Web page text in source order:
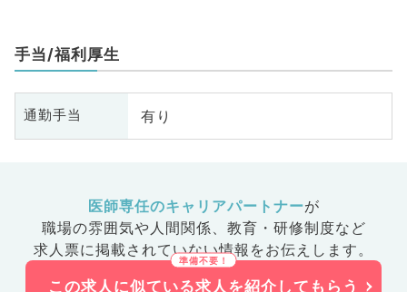
手当/福利厚生
通勤手当 有り
医師専任のキャリアパートナーが
職場の雰囲気や人間関係、 教育・研修制度など
求人票に掲載されていない情報をお伝えします。
この求人に似ている求人を紹介してもらう